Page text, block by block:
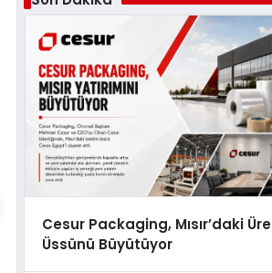
Cesur Packaging, Mısır’daki
Üssünü Büyütüyor